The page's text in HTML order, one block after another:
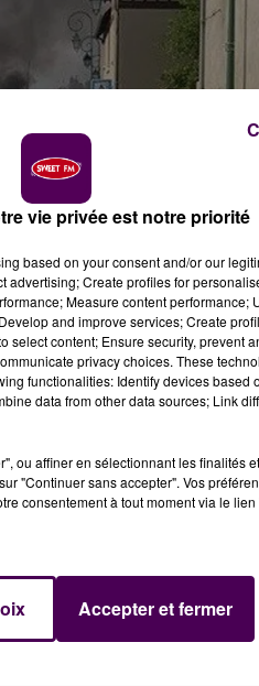
sur-Sarthe : vers 17h15,
les faits, dont la cause
engendré aucune
vie privée est notre priorité
based on your consent and/or our
Create profiles for
Measure content performance;
and improve services; Create
content; Ensure security, prevent
privacy choices. These
functionalities: Identify devices based
data from other data sources; Link
ou affiner en sélectionnant les finalités
"Continuer sans accepter". Vos
consentement à tout moment via le
Accepter et fermer